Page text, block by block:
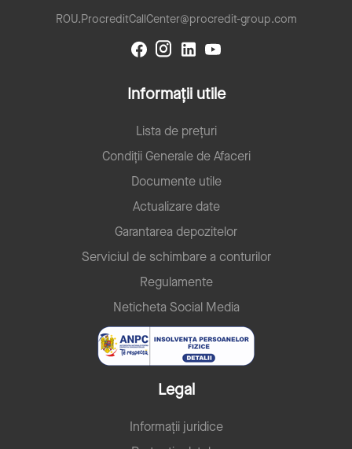
ROU.ProcreditCallCenter@procredit-group.com
Informații utile
Lista de prețuri
Condiții Generale de Afaceri
Documente utile
Actualizare date
Garantarea depozitelor
Serviciul de schimbare a conturilor
Regulamente
Neticheta Social Media
Legal
Informații juridice